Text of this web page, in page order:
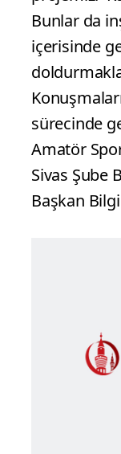
Bunlar da
içerisinde
sürecinde
Amatör
Sivas Şube
Başkan